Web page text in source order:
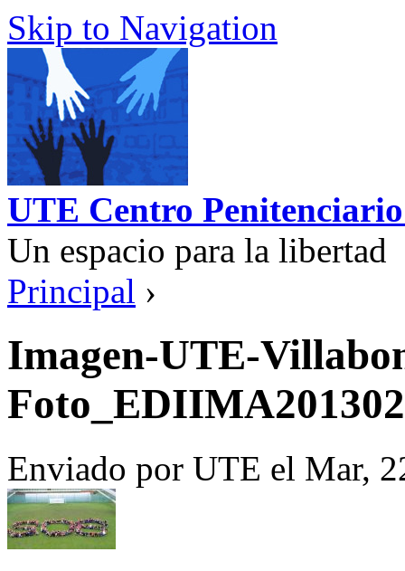
Skip to Navigation
UTE Centro
Un espacio para la libertad
Principal ›
Imagen-UTE-
Enviado por UTE el Mar,